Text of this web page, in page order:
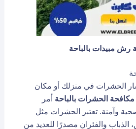
رش مبيدات بالباحة
الحشرات في منزلك أو مكان
مكافحة الحشرات بالباحة أمر
وآمنة. تعتبر الحشرات مثل
الذباب والفئران مصدرًا للعديد من